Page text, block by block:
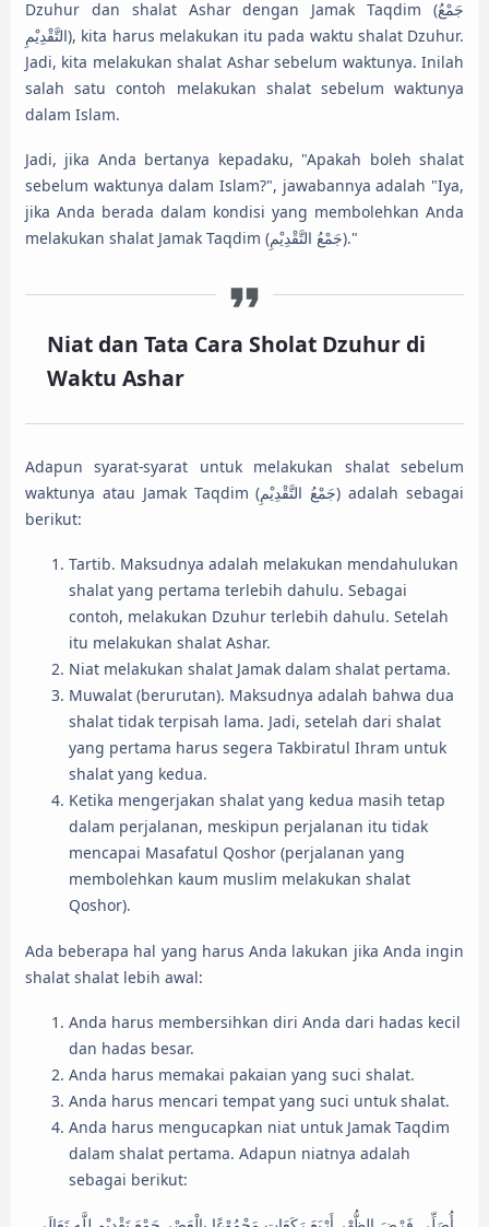
Dzuhur dan shalat Ashar dengan Jamak Taqdim (جَمْعُ
التَّقْدِيْمِ), kita harus melakukan itu pada waktu shalat Dzuhur.
Jadi, kita melakukan shalat Ashar sebelum waktunya. Inilah
salah satu contoh melakukan shalat sebelum waktunya
dalam Islam.
Jadi, jika Anda bertanya kepadaku, "Apakah boleh shalat
sebelum waktunya dalam Islam?", jawabannya adalah "Iya,
jika Anda berada dalam kondisi yang membolehkan Anda
melakukan shalat Jamak Taqdim (جَمْعُ التَّقْدِيْمِ)."
Niat dan Tata Cara Sholat Dzuhur di
Waktu Ashar
Adapun syarat-syarat untuk melakukan shalat sebelum
waktunya atau Jamak Taqdim (جَمْعُ التَّقْدِيْمِ) adalah sebagai
berikut:
Tartib. Maksudnya adalah melakukan mendahulukan
shalat yang pertama terlebih dahulu. Sebagai
contoh, melakukan Dzuhur terlebih dahulu. Setelah
itu melakukan shalat Ashar.
Niat melakukan shalat Jamak dalam shalat pertama.
Muwalat (berurutan). Maksudnya adalah bahwa dua
shalat tidak terpisah lama. Jadi, setelah dari shalat
yang pertama harus segera Takbiratul Ihram untuk
shalat yang kedua.
Ketika mengerjakan shalat yang kedua masih tetap
dalam perjalanan, meskipun perjalanan itu tidak
mencapai Masafatul Qoshor (perjalanan yang
membolehkan kaum muslim melakukan shalat
Qoshor).
Ada beberapa hal yang harus Anda lakukan jika Anda ingin
shalat shalat lebih awal:
Anda harus membersihkan diri Anda dari hadas kecil
dan hadas besar.
Anda harus memakai pakaian yang suci shalat.
Anda harus mencari tempat yang suci untuk shalat.
Anda harus mengucapkan niat untuk Jamak Taqdim
dalam shalat pertama. Adapun niatnya adalah
sebagai berikut: